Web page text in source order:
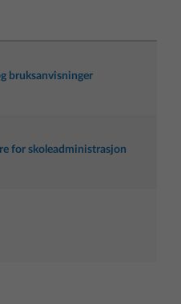
bruksanvisninger
for skoleadministrasjon